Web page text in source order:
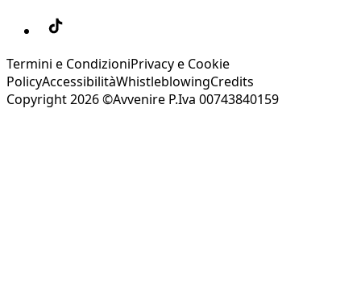
Termini e CondizioniPrivacy e Cookie
PolicyAccessibilitàWhistleblowingCredits
Copyright 2026 ©Avvenire P.Iva 00743840159